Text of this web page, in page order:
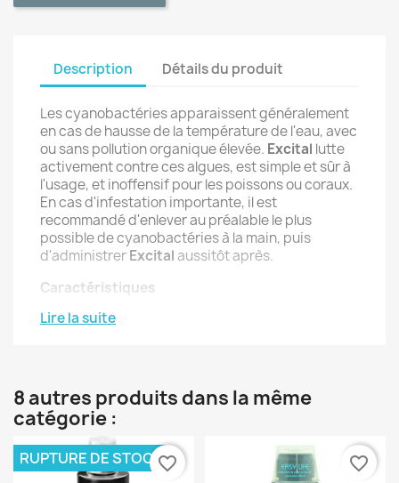
Description Détails du produit
Les cyanobactéries apparaissent généralement
en cas de hausse de la température de l'eau, avec
ou sans pollution organique élevée. Excital lutte
activement contre ces algues, est simple et sûr à
l'usage, et inoffensif pour les poissons ou coraux.
En cas d'infestation importante, il est
recommandé d'enlever au préalable le plus
possible de cyanobactéries à la main, puis
d'administrerExcitalaussitôt après.
Caractéristiques
Efficacité : Élimine les cyanobactéries sans
antibiotiques ni cuivre.
Sécurité: Inoffensif pour les poissons et
Lire la suite
8 autres produits dans la même
catégorie :
RUPTURE DE STOCKfavorite_border favorite_border